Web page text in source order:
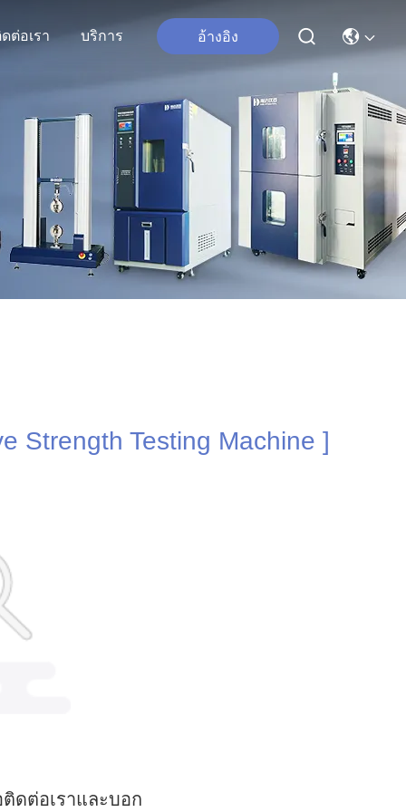
ต่อเรา บริการ อ้างอิง
Strength Testing Machine ]
ดต่อเราและบอก